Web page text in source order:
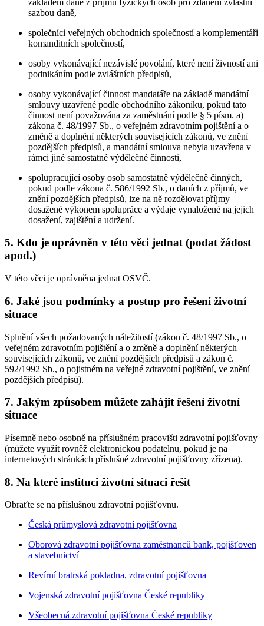
sazbou daně,
společníci veřejných obchodních společností a komplementáři
komanditních společností,
osoby vykonávající nezávislé povolání, které není živností ani
podnikáním podle zvláštních předpisů,
osoby vykonávající činnost mandatáře na základě mandátní
smlouvy uzavřené podle obchodního zákoníku, pokud tato
činnost není považována za zaměstnání podle § 5 písm. a)
zákona č. 48/1997 Sb., o veřejném zdravotním pojištění a o
změně a doplnění některých souvisejících zákonů, ve znění
pozdějších předpisů, a mandátní smlouva nebyla uzavřena v
rámci jiné samostatné výdělečné činnosti,
spolupracující osoby osob samostatně výdělečně činných,
pokud podle zákona č. 586/1992 Sb., o daních z příjmů, ve
znění pozdějších předpisů, lze na ně rozdělovat příjmy
dosažené výkonem spolupráce a výdaje vynaložené na jejich
dosažení, zajištění a udržení.
5. Kdo je oprávněn v této věci jednat (podat žádost
apod.)
V této věci je oprávněna jednat OSVČ.
6. Jaké jsou podmínky a postup pro řešení životní
situace
Splnění všech požadovaných náležitostí (zákon č. 48/1997 Sb., o
veřejném zdravotním pojištění a o změně a doplnění některých
souvisejících zákonů, ve znění pozdějších předpisů a zákon č.
592/1992 Sb., o pojistném na veřejné zdravotní pojištění, ve znění
pozdějších předpisů).
7. Jakým způsobem můžete zahájit řešení životní
situace
Písemně nebo osobně na příslušném pracovišti zdravotní pojišťovny
(můžete využít rovněž elektronickou podatelnu, pokud je na
internetových stránkách příslušné zdravotní pojišťovny zřízena).
8. Na které instituci životní situaci řešit
Obraťte se na příslušnou zdravotní pojišťovnu.
Česká průmyslová zdravotní pojišťovna
Oborová zdravotní pojišťovna zaměstnanců bank, pojišťoven
a stavebnictví
Revírní bratrská pokladna, zdravotní pojišťovna
Vojenská zdravotní pojišťovna České republiky
Všeobecná zdravotní pojišťovna České republiky